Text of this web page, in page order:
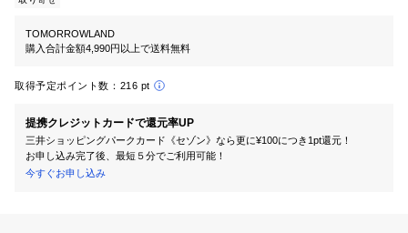
TOMORROWLAND
購入合計金額4,990円以上で送料無料
取得予定ポイント数： 216 pt
提携クレジットカードで還元率UP
三井ショッピングパークカード《セゾン》なら更に¥100につき1pt還元！
お申し込み完了後、最短５分でご利用可能！
今すぐお申し込み